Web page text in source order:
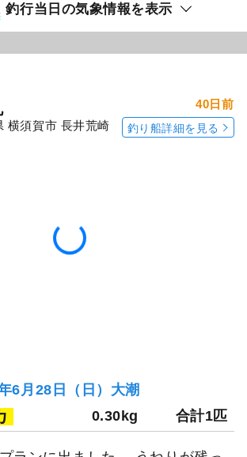
釣行当日の気象情報を表示
横須賀市 長井荒崎
40日前
釣り船詳細を見る
6月28日（日）大潮
0.30kg 合計1匹